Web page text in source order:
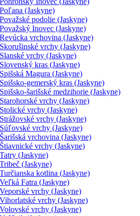
Poľana (Jaskyne)
Považské podolie (Jaskyne)
Považský Inovec (Jaskyne)
Revúcka vrchovina (Jaskyne)
Skorušinské vrchy (Jaskyne)
Slanské vrchy (Jaskyne)
Slovenský kras (Jaskyne)
Spišská Magura (Jaskyne)
Spišsko-gemerský kras (Jaskyne)
Spišsko-šarišské medzihorie (Jaskyne)
Starohorské vrchy (Jaskyne)
Stolické vrchy (Jaskyne)
Strážovské vrchy (Jaskyne)
Súľovské vrchy (Jaskyne)
Šarišská vrchovina (Jaskyne)
Štiavnické vrchy (Jaskyne)
Tatry (Jaskyne)
Tribeč (Jaskyne)
Turčianska kotlina (Jaskyne)
Veľká Fatra (Jaskyne)
Veporské vrchy (Jaskyne)
Vihorlatské vrchy (Jaskyne)
Volovské vrchy (Jaskyne)